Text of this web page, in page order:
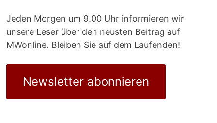
Jeden Morgen um 9.00 Uhr informieren wir
unsere Leser über den neusten Beitrag auf
MWonline. Bleiben Sie auf dem Laufenden!
Newsletter abonnieren